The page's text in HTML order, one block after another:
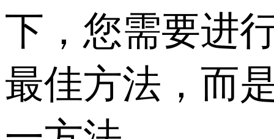
下，您需要进
最佳方法，而